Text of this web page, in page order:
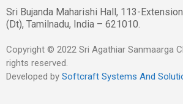
Sri Bujanda Maharishi Hall, 113-
(Dt), Tamilnadu, India – 621010.
Copyright © 2022 Sri Agathiar Sanmaarga
rights reserved.
Developed by Softcraft Systems And